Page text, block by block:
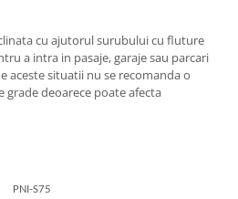
cu ajutorul surubului cu fluture
a intra in pasaje, garaje sau parcari
aceste situatii nu se recomanda o
grade deoarece poate afecta
PNI-S75